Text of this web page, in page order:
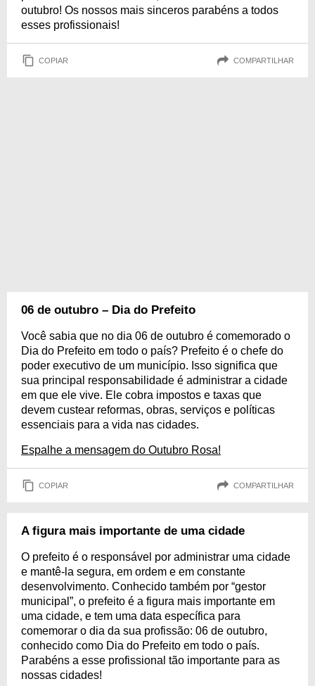
outubro! Os nossos mais sinceros parabéns a todos
esses profissionais!
COPIAR COMPARTILHAR
06 de outubro – Dia do Prefeito
Você sabia que no dia 06 de outubro é comemorado o
Dia do Prefeito em todo o país? Prefeito é o chefe do
poder executivo de um município. Isso significa que
sua principal responsabilidade é administrar a cidade
em que ele vive. Ele cobra impostos e taxas que
devem custear reformas, obras, serviços e políticas
essenciais para a vida nas cidades.
Espalhe a mensagem do Outubro Rosa!
COPIAR COMPARTILHAR
A figura mais importante de uma cidade
O prefeito é o responsável por administrar uma cidade
e mantê-la segura, em ordem e em constante
desenvolvimento. Conhecido também por “gestor
municipal”, o prefeito é a figura mais importante em
uma cidade, e tem uma data específica para
comemorar o dia da sua profissão: 06 de outubro,
conhecido como Dia do Prefeito em todo o país.
Parabéns a esse profissional tão importante para as
nossas cidades!